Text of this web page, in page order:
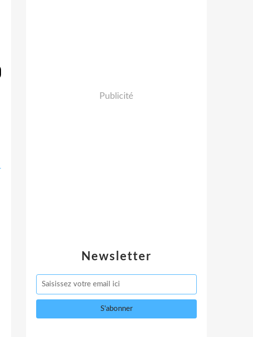
Newsletter
Publicité